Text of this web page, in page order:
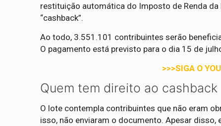
restituição automática do Imposto de Renda
“cashback”.
Ao todo, 3.551.101 contribuintes serão
O pagamento está previsto para o dia 15 de
>>>SIGA O
Quem tem direito ao cashback
O lote contempla contribuintes que não eram
isso, não enviaram o documento. Apesar